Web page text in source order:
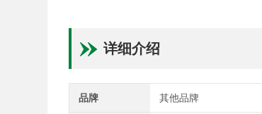
详细介绍
品牌 其他品牌